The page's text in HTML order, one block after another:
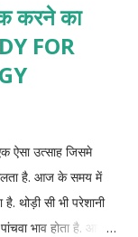
करने का
FOR
ऐसा उत्साह जिसमे
है. आज के समय में
थोड़ी सी भी परेशानी
भाव होता है. आज